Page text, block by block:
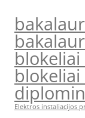
Elektros instaliacijos